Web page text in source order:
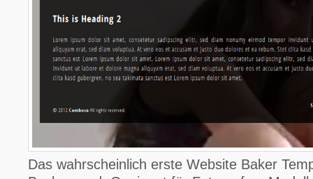
Das wahrscheinlich erste Website Baker